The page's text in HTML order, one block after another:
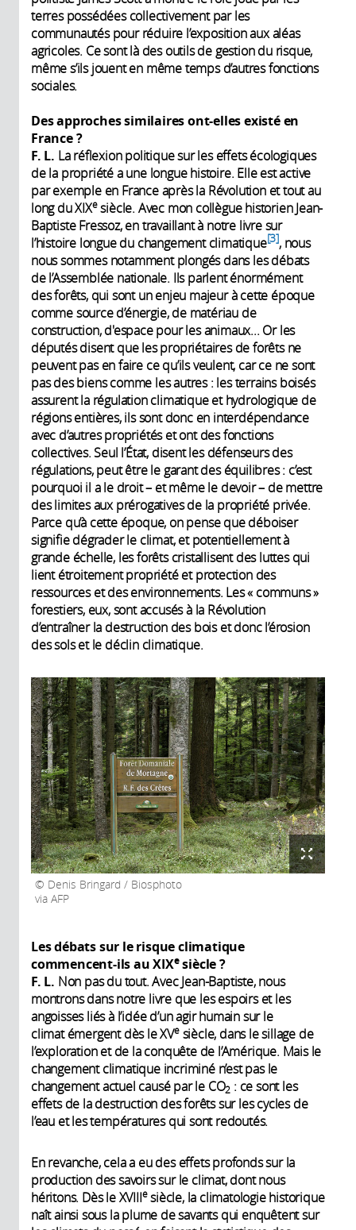
terres possédées collectivement par les
communautés pour réduire l’exposition aux aléas
agricoles. Ce sont là des outils de gestion du risque,
même s’ils jouent en même temps d’autres fonctions
sociales.
Des approches similaires ont-elles existé en
France ?
F. L. La réflexion politique sur les effets écologiques
de la propriété a une longue histoire. Elle est active
par exemple en France après la Révolution et tout au
long du XIXesiècle. Avec mon collègue historien Jean-
Baptiste Fressoz, en travaillant à notre livre sur
l’histoire longue du changement climatique 3 , nous
nous sommes notamment plongés dans les débats
de l’Assemblée nationale. Ils parlent énormément
des forêts, qui sont un enjeu majeur à cette époque
comme source d’énergie, de matériau de
construction, d'espace pour les animaux... Or les
députés disent que les propriétaires de forêts ne
peuvent pas en faire ce qu’ils veulent, car ce ne sont
pas des biens comme les autres : les terrains boisés
assurent la régulation climatique et hydrologique de
régions entières, ils sont donc en interdépendance
avec d’autres propriétés et ont des fonctions
collectives. Seul l’État, disent les défenseurs des
régulations, peut être le garant des équilibres : c’est
pourquoi il a le droit – et même le devoir – de mettre
des limites aux prérogatives de la propriété privée.
Parce qu’à cette époque, on pense que déboiser
signifie dégrader le climat, et potentiellement à
grande échelle, les forêts cristallisent des luttes qui
lient étroitement propriété et protection des
ressources et des environnements. Les « communs »
forestiers, eux, sont accusés à la Révolution
d’entraîner la destruction des bois et donc l’érosion
des sols et le déclin climatique.
Denis Bringard / Biosphoto
via AFP
Les débats sur le risque climatique
commencent-ils au XIXesiècle ?
F. L. Non pas du tout. Avec Jean-Baptiste, nous
montrons dans notre livre que les espoirs et les
angoisses liés à l’idée d’un agir humain sur le
climat émergent dès le XVesiècle, dans le sillage de
l’exploration et de la conquête de l’Amérique. Mais le
changement climatique incriminé n’est pas le
changement actuel causé par le CO2 : ce sont les
effets de la destruction des forêts sur les cycles de
l’eau et les températures qui sont redoutés.
En revanche, cela a eu des effets profonds sur la
production des savoirs sur le climat, dont nous
héritons. Dès le XVIIIesiècle, la climatologie historique
naît ainsi sous la plume de savants qui enquêtent sur